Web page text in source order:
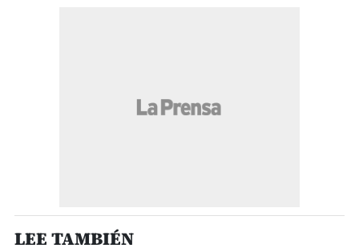
LEE TAMBIÉN